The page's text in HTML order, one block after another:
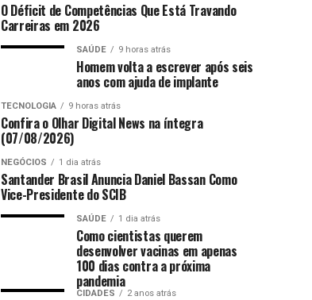
O Déficit de Competências Que Está Travando
Carreiras em 2026
SAÚDE 9 horas atrás
Homem volta a escrever após seis
anos com ajuda de implante
TECNOLOGIA 9 horas atrás
Confira o Olhar Digital News na íntegra
(07/08/2026)
NEGÓCIOS 1 dia atrás
Santander Brasil Anuncia Daniel Bassan Como
Vice-Presidente do SCIB
SAÚDE 1 dia atrás
Como cientistas querem
desenvolver vacinas em apenas
100 dias contra a próxima
pandemia
CIDADES 2 anos atrás